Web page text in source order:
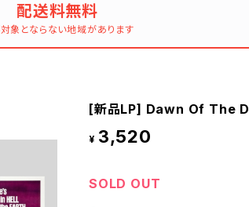
配送料無料
象とならない地域があります
[新品LP] Dawn Of The
¥ 3,520
SOLD OUT